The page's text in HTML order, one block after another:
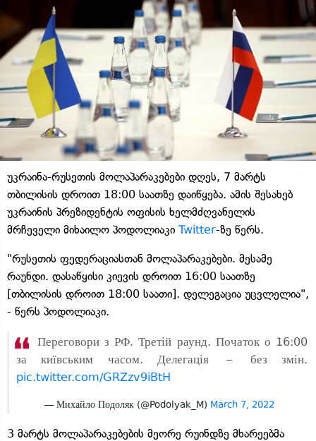
უკრაინა-რუსეთის მოლაპარაკებები დღეს, 7 მარტს
თბილისის დროით 18:00 საათზე დაიწყება. ამის შესახებ
უკრაინის პრეზიდენტის ოფისის ხელმძღვანელის
მრჩეველი მიხაილო პოდოლიაკი Twitter-ზე წერს.
"რუსეთის ფედერაციასთან მოლაპარაკებები. მესამე
რაუნდი. დასაწყისი კიევის დროით 16:00 საათზე
[თბილისის დროით 18:00 საათი]. დელეგაცია უცვლელია",
- წერს პოდოლიაკი.
Переговори з РФ. Третій раунд. Початок о 16:00
за київським часом. Делегація – без змін.
pic.twitter.com/GRZzv9iBtH
— Михайло Подоляк (@Podolyak_M) March 7, 2022
3 მარტს მოლაპარაკებების მეორე რუინდზე მხარეებმა